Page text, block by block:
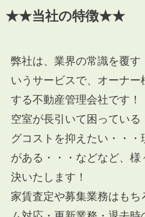
★★当社の特徴★★
弊社は、業界の常識を覆す
いうサービスで、オーナ
する不動産管理会社です！
空室が長引いて困ってい
グコストを抑えたい・・
がある・・・などなど、
決いたします！
家賃査定や募集業務はも